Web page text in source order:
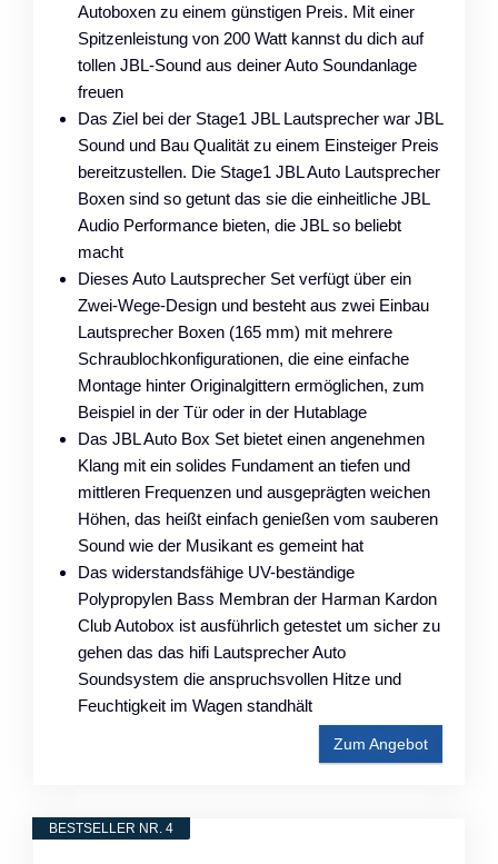
Autoboxen zu einem günstigen Preis. Mit einer
Spitzenleistung von 200 Watt kannst du dich auf
tollen JBL-Sound aus deiner Auto Soundanlage
freuen
Das Ziel bei der Stage1 JBL Lautsprecher war JBL
Sound und Bau Qualität zu einem Einsteiger Preis
bereitzustellen. Die Stage1 JBL Auto Lautsprecher
Boxen sind so getunt das sie die einheitliche JBL
Audio Performance bieten, die JBL so beliebt
macht
Dieses Auto Lautsprecher Set verfügt über ein
Zwei-Wege-Design und besteht aus zwei Einbau
Lautsprecher Boxen (165 mm) mit mehrere
Schraublochkonfigurationen, die eine einfache
Montage hinter Originalgittern ermöglichen, zum
Beispiel in der Tür oder in der Hutablage
Das JBL Auto Box Set bietet einen angenehmen
Klang mit ein solides Fundament an tiefen und
mittleren Frequenzen und ausgeprägten weichen
Höhen, das heißt einfach genießen vom sauberen
Sound wie der Musikant es gemeint hat
Das widerstandsfähige UV-beständige
Polypropylen Bass Membran der Harman Kardon
Club Autobox ist ausführlich getestet um sicher zu
gehen das das hifi Lautsprecher Auto
Soundsystem die anspruchsvollen Hitze und
Feuchtigkeit im Wagen standhält
Zum Angebot
BESTSELLER NR. 4